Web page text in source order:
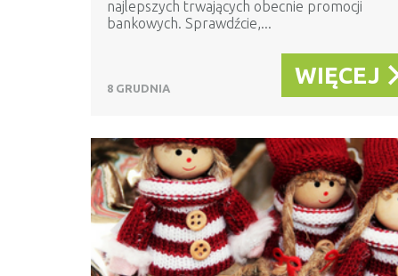
najlepszych trwających obecnie promocji
bankowych. Sprawdźcie,...
8 GRUDNIA WIĘCEJ